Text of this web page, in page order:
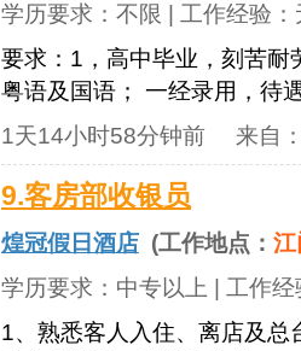
学历要求： 不限 | 工作经验：
要求：1，高中毕业，刻苦
粤语及国语； 一经录用，待
1天14小时58分钟前 来自
9.客房部收银员
煌冠假日酒店 (工作地点： 江
学历要求： 中专以上 | 工作
1、熟悉客人入住、离店及